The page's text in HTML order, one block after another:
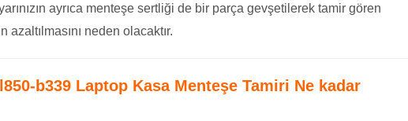
ayrıca menteşe sertliği de bir parça gevşetilerek tamir gören
neden olacaktır.
b339 Laptop Kasa Menteşe Tamiri Ne kadar